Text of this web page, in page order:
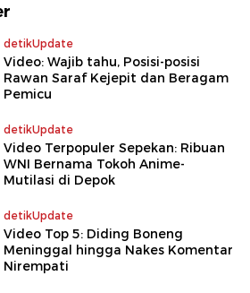
detikUpdate
Video: Wajib tahu, Posisi-posisi
Rawan Saraf Kejepit dan Beragam
Pemicu
detikUpdate
Video Terpopuler Sepekan: Ribuan
WNI Bernama Tokoh Anime-
Mutilasi di Depok
detikUpdate
Video Top 5: Diding Boneng
Meninggal hingga Nakes Komentar
Nirempati